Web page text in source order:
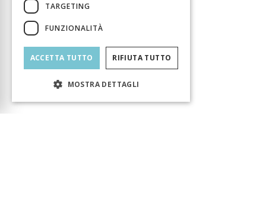
TARGETING
FUNZIONALITÀ
ACCETTA TUTTO RIFIUTA TUTTO
MOSTRA DETTAGLI